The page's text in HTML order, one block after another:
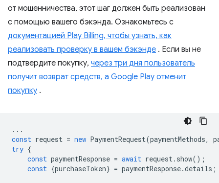
от мошенничества, этот шаг должен быть реализован
с помощью вашего бэкэнда. Ознакомьтесь с
документацией Play Billing, чтобы узнать, как
реализовать проверку в вашем бэкэнде . Если вы не
подтвердите покупку, через три дня пользователь
получит возврат средств, а Google Play отменит
покупку .
...
const request = new PaymentRequest(paymentMethods,
try {
const paymentResponse = await request. show();
const {purchaseToken} = paymentResponse.details ;